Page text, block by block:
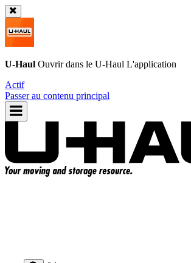
U-Haul Ouvrir dans le U-Haul L'application
Actif
Passer au contenu principal